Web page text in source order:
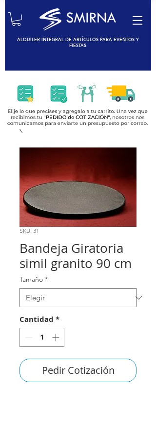
ALQUILER INTEGRAL DE ARTÍCULOS PARA EVENTOS Y
FIESTAS
SKU: 31
Bandeja Giratoria
simil granito 90 cm
Tamaño *
Cantidad *
Pedir Cotización